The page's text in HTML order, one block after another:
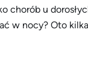
chorób u
w nocy? Oto